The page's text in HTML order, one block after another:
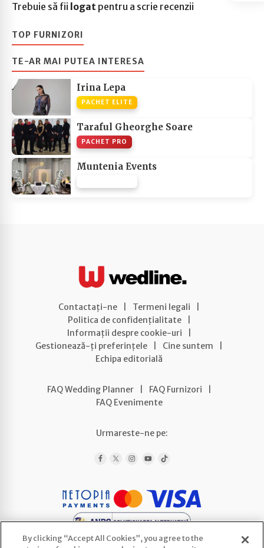
Trebuie să fii logat pentru a scrie recenzii
TOP FURNIZORI
TE-AR MAI PUTEA INTERESA
Irina Lepa
PACHET ELITE
Taraful Gheorghe Soare
PACHET PRO
Muntenia Events
Contactați-ne Termeni legali
Politica de confidențialitate
Informații despre cookie-uri
Gestionează-ți preferințele
Cine suntem
Echipa editorială
FAQ Wedding Planner FAQ Furnizori
FAQ Evenimente
Urmareste-ne pe:
By clicking “Accept All Cookies”, you agree to the